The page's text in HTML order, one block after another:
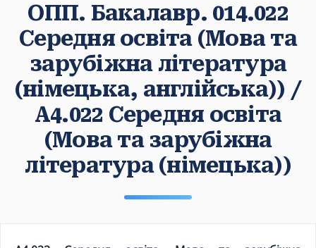
ОПП. Бакалавр. 014.022
Середня освіта (Мова та
зарубіжна література
(німецька, англійська)) /
А4.022 Середня освіта
(Мова та зарубіжна
література (німецька))